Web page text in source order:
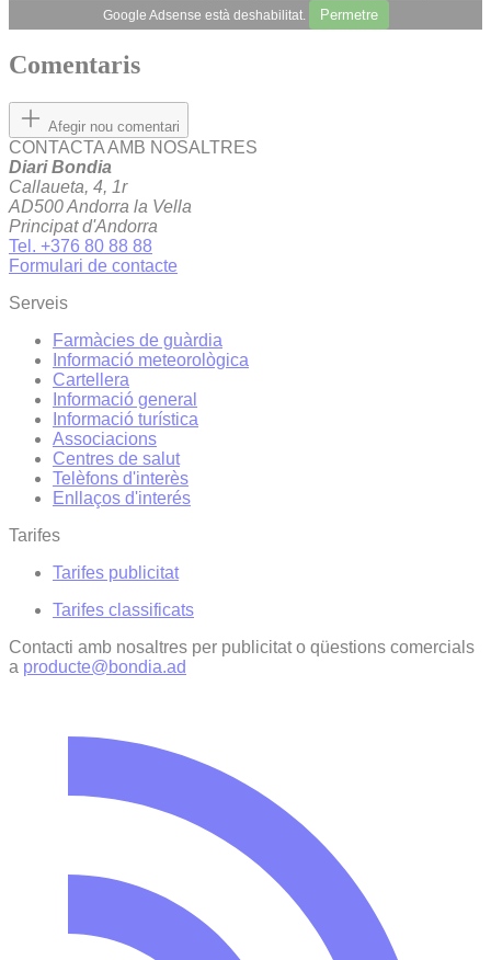
Google Adsense està deshabilitat. Permetre
Comentaris
Afegir nou comentari
CONTACTA AMB NOSALTRES
Diari Bondia
Callaueta, 4, 1r
AD500 Andorra la Vella
Principat d'Andorra
Tel. +376 80 88 88
Formulari de contacte
Serveis
Farmàcies de guàrdia
Informació meteorològica
Cartellera
Informació general
Informació turística
Associacions
Centres de salut
Telèfons d'interès
Enllaços d'interés
Tarifes
Tarifes publicitat
Tarifes classificats
Contacti amb nosaltres per publicitat o qüestions comercials
a producte@bondia.ad